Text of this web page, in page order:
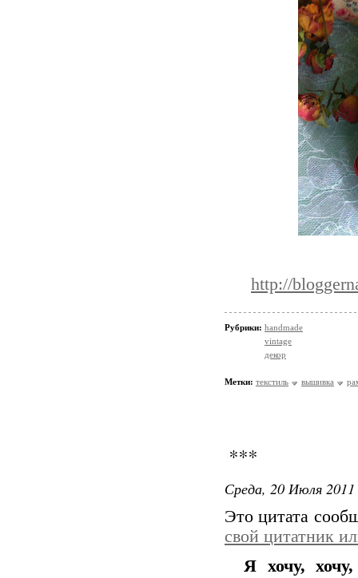
http://
Рубрики: handmade
vintage
декор
Метки: текстиль вышивка
***
Среда, 20 Июля
Это цитата
свой цитатник
Я хочу,